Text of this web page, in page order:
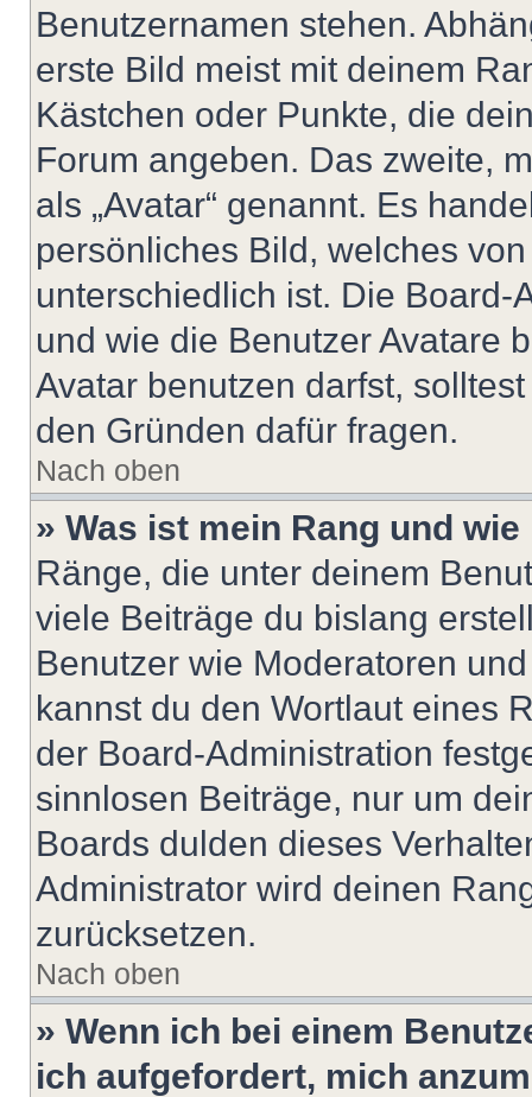
Benutzernamen stehen.
erste Bild meist mit deinem
Kästchen oder Punkte, die
Forum angeben. Das zweite,
als „Avatar“ genannt. Es
persönliches Bild, welches
unterschiedlich ist. Die
und wie die Benutzer Avatare
Avatar benutzen darfst,
den Gründen dafür fragen.
Nach oben
» Was ist mein Rang und
Ränge, die unter deinem
viele Beiträge du bislang
Benutzer wie Moderatoren
kannst du den Wortlaut eines
der Board-Administration
sinnlosen Beiträge, nur um
Boards dulden dieses
Administrator wird deinen
zurücksetzen.
Nach oben
» Wenn ich bei einem
ich aufgefordert, mich